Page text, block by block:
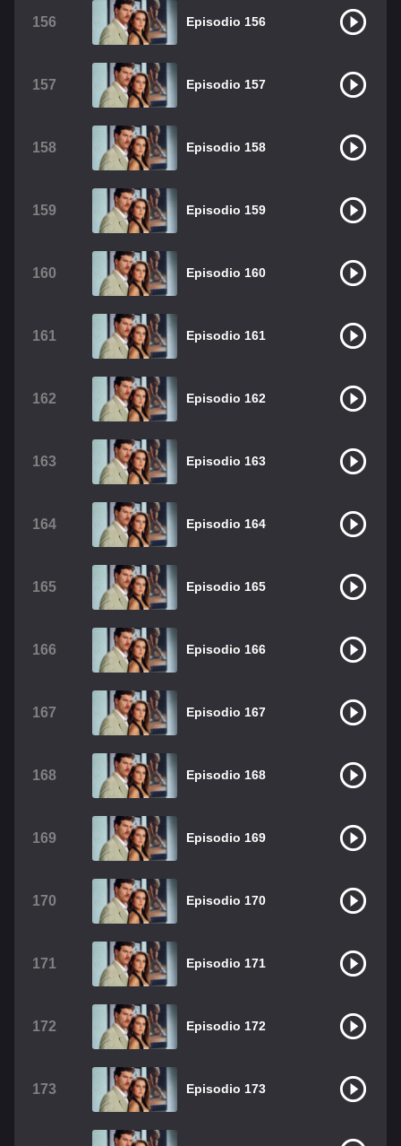
156 Episodio 156
157 Episodio 157
158 Episodio 158
159 Episodio 159
160 Episodio 160
161 Episodio 161
162 Episodio 162
163 Episodio 163
164 Episodio 164
165 Episodio 165
166 Episodio 166
167 Episodio 167
168 Episodio 168
169 Episodio 169
170 Episodio 170
171 Episodio 171
172 Episodio 172
173 Episodio 173